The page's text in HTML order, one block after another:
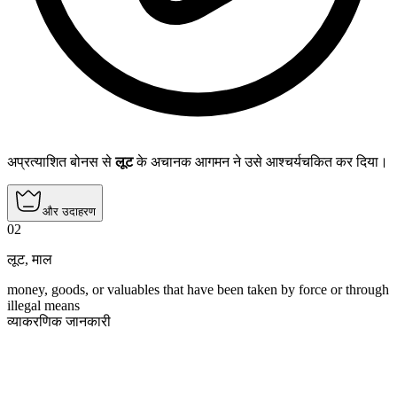
अप्रत्याशित बोनस सेलूटके अचानक आगमन ने उसे आश्चर्यचकित कर दिया।
और उदाहरण
02
लूट,माल
money, goods, or valuables that have been taken by force or through
illegal means
व्याकरणिक जानकारी